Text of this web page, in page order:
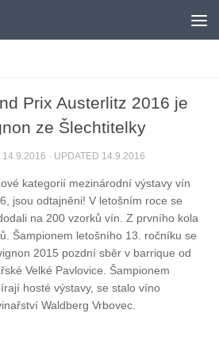
Prix Austerlitz 2016 je
ze Šlechtitelky
14.9.2016 · UPDATED 14.9.2016
kategorií mezinárodní výstavy vín
jsou odtajněni! V letošním roce se
na 200 vzorků vín. Z prvního kola
Šampionem letošního 13. ročníku se
2015 pozdní sběr v barrique od
Velké Pavlovice. Šampionem
hosté výstavy, se stalo víno
Waldberg Vrbovec.